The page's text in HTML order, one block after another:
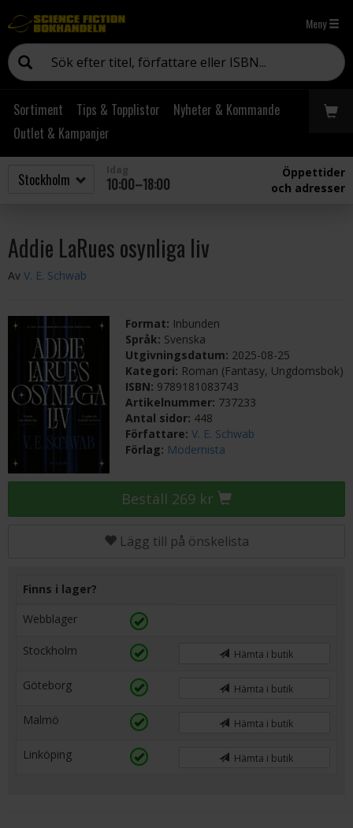
Meny
Sortiment Tips & Topplistor
Nyheter & Kommande
Outlet & Kampanjer
10:00–18:00
Öppettider
och adresser
Addie LaRues osynliga liv
Av V. E. Schwab
Format: Inbunden
Språk: Svenska
Utgivningsdatum: 2025-08-25
Kategori: Roman (Fantasy, Ungdomsbok)
ISBN: 9789181083743
Artikelnummer: 737233
Antal sidor: 448
Författare:V. E. Schwab
Förlag: Modernista
Beställ 269 kr
Lägg till på önskelista
Finns i lager?
Webblager
Stockholm Hämta i butik
Göteborg Hämta i butik
Malmö Hämta i butik
Linköping Hämta i butik